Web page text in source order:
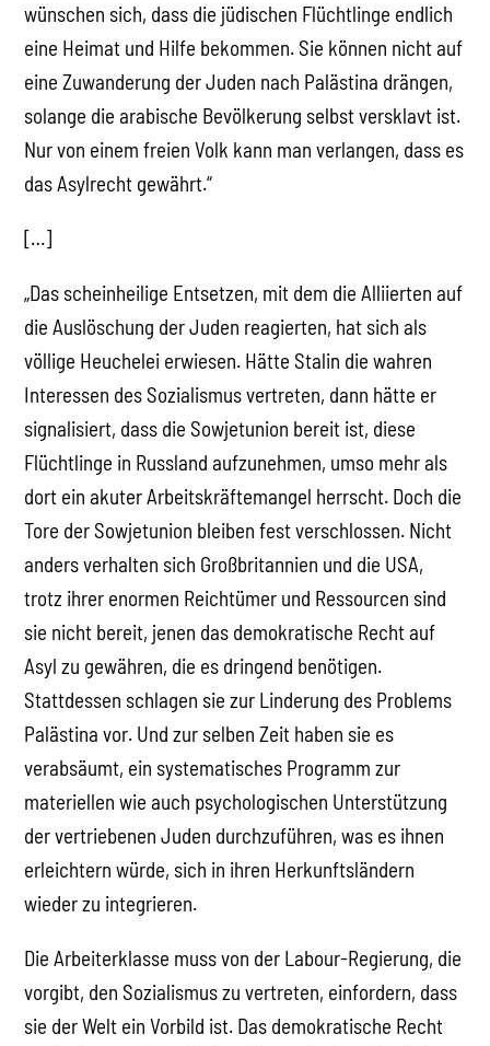
wünschen sich, dass die jüdischen Flüchtlinge endlich
eine Heimat und Hilfe bekommen. Sie können nicht auf
eine Zuwanderung der Juden nach Palästina drängen,
solange die arabische Bevölkerung selbst versklavt ist.
Nur von einem freien Volk kann man verlangen, dass es
das Asylrecht gewährt.“
[…]
„Das scheinheilige Entsetzen, mit dem die Alliierten auf
die Auslöschung der Juden reagierten, hat sich als
völlige Heuchelei erwiesen. Hätte Stalin die wahren
Interessen des Sozialismus vertreten, dann hätte er
signalisiert, dass die Sowjetunion bereit ist, diese
Flüchtlinge in Russland aufzunehmen, umso mehr als
dort ein akuter Arbeitskräftemangel herrscht. Doch die
Tore der Sowjetunion bleiben fest verschlossen. Nicht
anders verhalten sich Großbritannien und die USA,
trotz ihrer enormen Reichtümer und Ressourcen sind
sie nicht bereit, jenen das demokratische Recht auf
Asyl zu gewähren, die es dringend benötigen.
Stattdessen schlagen sie zur Linderung des Problems
Palästina vor. Und zur selben Zeit haben sie es
verabsäumt, ein systematisches Programm zur
materiellen wie auch psychologischen Unterstützung
der vertriebenen Juden durchzuführen, was es ihnen
erleichtern würde, sich in ihren Herkunftsländern
wieder zu integrieren.
Die Arbeiterklasse muss von der Labour-Regierung, die
vorgibt, den Sozialismus zu vertreten, einfordern, dass
sie der Welt ein Vorbild ist. Das demokratische Recht